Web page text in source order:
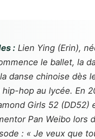
: Lien Ying (Erin),
le ballet, la
danse chinoise dès
hop au lycée. En
Girls 52 (DD52)
Pan Weibo lors
: « Je veux que